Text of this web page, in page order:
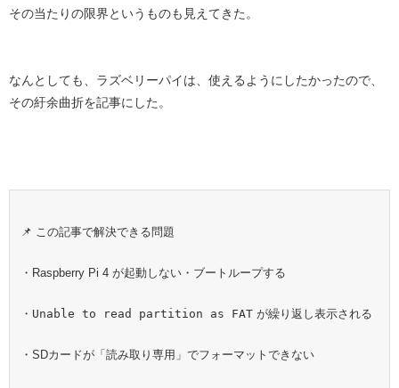
その当たりの限界というものも見えてきた。
なんとしても、ラズベリーパイは、使えるようにしたかったので、
その紆余曲折を記事にした。
📌 この記事で解決できる問題
・Raspberry Pi 4 が起動しない・ブートループする
・ Unable to read partition as FAT が繰り返し表示される
・SDカードが「読み取り専用」でフォーマットできない